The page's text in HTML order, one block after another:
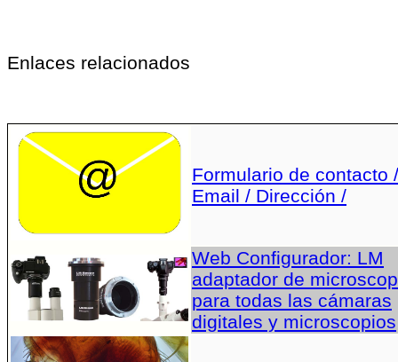
Enlaces relacionados
Formulario de contacto /
Email / Dirección /
Web Configurador: LM
adaptador de
para todas las cámaras
digitales y microscopios